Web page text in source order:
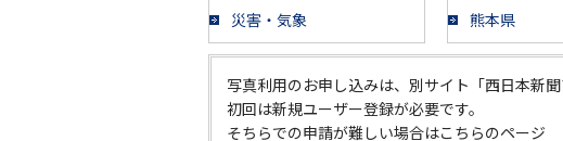
災害・気象 熊本県
写真利用のお申し込みは、別サイト「西日本新
初回は新規ユーザー登録が必要です。
そちらでの申請が難しい場合はこちらのページ